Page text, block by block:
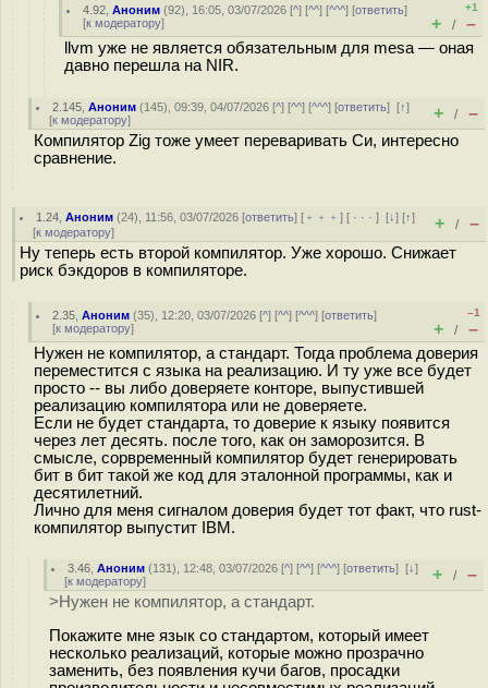
4.92 ,Аноним (92), 16:05, 03/07/2026 [^] [^^] [^^^] [ответить]
[к модератору]
+1
+ / –
llvm уже не является обязательным для mesa — оная
давно перешла на NIR.
2.145 ,Аноним (145), 09:39, 04/07/2026 [^] [^^] [^^^] [ответить][↑]
[к модератору] + / –
Компилятор Zig тоже умеет переваривать Си, интересно
сравнение.
1.24 ,Аноним (24), 11:56, 03/07/2026 [ответить] [ ﹢﹢﹢] [ · · ·][↓] [↑]
[к модератору] + / –
Ну теперь есть второй компилятор. Уже хорошо. Снижает
риск бэкдоров в компиляторе.
2.35 ,Аноним (35), 12:20, 03/07/2026 [^] [^^] [^^^] [ответить]
[к модератору]
–1
+ / –
Нужен не компилятор, а стандарт. Тогда проблема доверия
переместится с языка на реализацию. И ту уже все будет
просто -- вы либо доверяете конторе, выпустившей
реализацию компилятора или не доверяете.
Если не будет стандарта, то доверие к языку появится
через лет десять. после того, как он заморозится. В
смысле, сорвременный компилятор будет генерировать
бит в бит такой же код для эталонной программы, как и
десятилетний.
Лично для меня сигналом доверия будет тот факт, что rust-
компилятор выпустит IBM.
3.46 ,Аноним (131), 12:48, 03/07/2026 [^] [^^] [^^^] [ответить][↓]
[к модератору] + / –
>Нужен не компилятор, а стандарт.
Покажите мне язык со стандартом, который имеет
несколько реализаций, которые можно прозрачно
заменить, без появления кучи багов, просадки